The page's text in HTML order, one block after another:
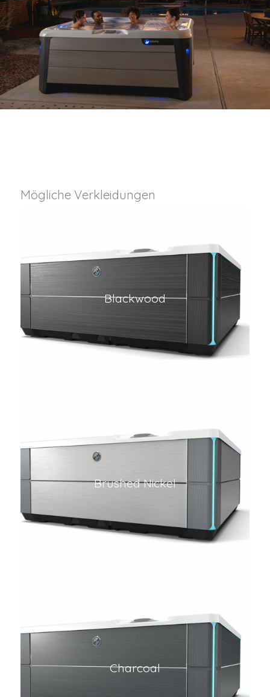
Mögliche Verkleidungen
Blackwood
Brushed Nickel
Charcoal